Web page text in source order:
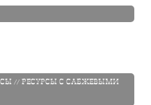
// РЕСУРСЫ С САБЖЕВЫМИ